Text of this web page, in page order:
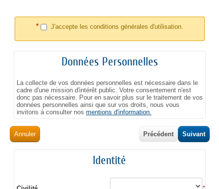
* J'accepte les conditions générales d'utilisation.
Données Personnelles
La collecte de vos données personnelles est nécessaire dans le
cadre d'une mission d'intérêt public. Votre consentement n'est
donc pas nécessaire. Pour en savoir plus sur le traitement de vos
données personnelles ainsi que sur vos droits, nous vous
invitons à consulter nos mentions d'information.
Annuler Suivant
Précédent
Identité